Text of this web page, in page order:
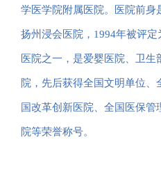
学医学院附属医院。医院前身
扬州浸会医院，1994年被评
医院之一，是爱婴医院、卫
院，先后获得全国文明单位
国改革创新医院、全国医保
院等荣誉称号。